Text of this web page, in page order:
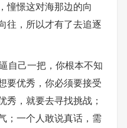
憧憬这对海那边的向
往，所以才有了去追逐
自己一把，你根本不知
要优秀，你必须要接受
秀，就要去寻找挑战；
；一个人敢说真话，需